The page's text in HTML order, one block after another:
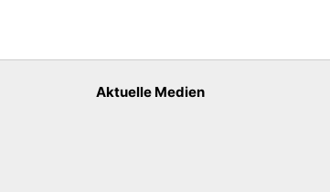
Aktuelle Medien